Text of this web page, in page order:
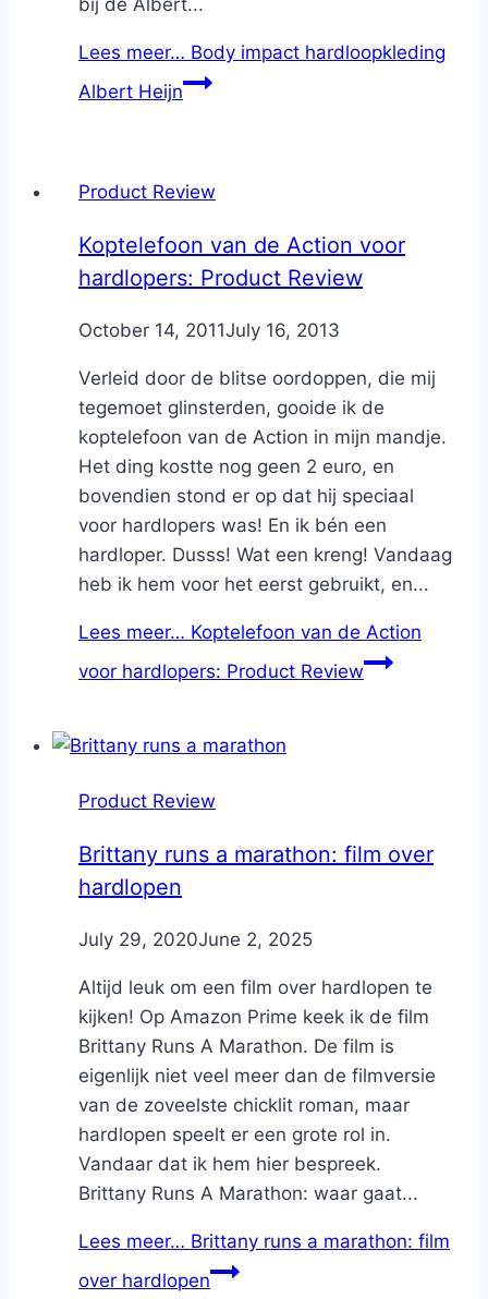
Lees meer… Body impact hardloopkleding
Albert Heijn
Product Review
Koptelefoon van de Action voor
hardlopers: Product Review
ByNicole
October 14, 2011July 16, 2013
Verleid door de blitse oordoppen, die mij
tegemoet glinsterden, gooide ik de
koptelefoon van de Action in mijn mandje.
Het ding kostte nog geen 2 euro, en
bovendien stond er op dat hij speciaal
voor hardlopers was! En ik bén een
hardloper. Dusss! Wat een kreng! Vandaag
heb ik hem voor het eerst gebruikt, en...
Lees meer… Koptelefoon van de Action
voor hardlopers: Product Review
Product Review
Brittany runs a marathon: film over
hardlopen
ByNicole
July 29, 2020June 2, 2025
Altijd leuk om een film over hardlopen te
kijken! Op Amazon Prime keek ik de film
Brittany Runs A Marathon. De film is
eigenlijk niet veel meer dan de filmversie
van de zoveelste chicklit roman, maar
hardlopen speelt er een grote rol in.
Vandaar dat ik hem hier bespreek.
Brittany Runs A Marathon: waar gaat...
Lees meer… Brittany runs a marathon: film
over hardlopen